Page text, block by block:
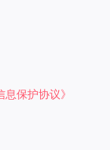
息保护协议》